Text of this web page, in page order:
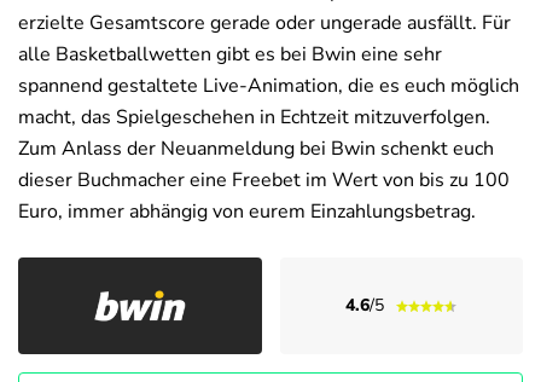
erzielte Gesamtscore gerade oder ungerade ausfällt. Für
alle Basketballwetten gibt es bei Bwin eine sehr
spannend gestaltete Live-Animation, die es euch möglich
macht, das Spielgeschehen in Echtzeit mitzuverfolgen.
Zum Anlass der Neuanmeldung bei Bwin schenkt euch
dieser Buchmacher eine Freebet im Wert von bis zu 100
Euro, immer abhängig von eurem Einzahlungsbetrag.
4.6/5